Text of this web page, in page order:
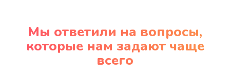
Мы ответили на вопросы,
которые нам задают чаще
всего